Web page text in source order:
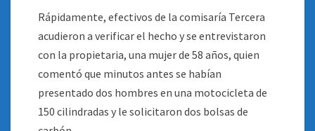
Rápidamente, efectivos de la comisaría Tercera
acudieron a verificar el hecho y se entrevistaron
con la propietaria, una mujer de 58 años, quien
comentó que minutos antes se habían
presentado dos hombres en una motocicleta de
150 cilindradas y le solicitaron dos bolsas de